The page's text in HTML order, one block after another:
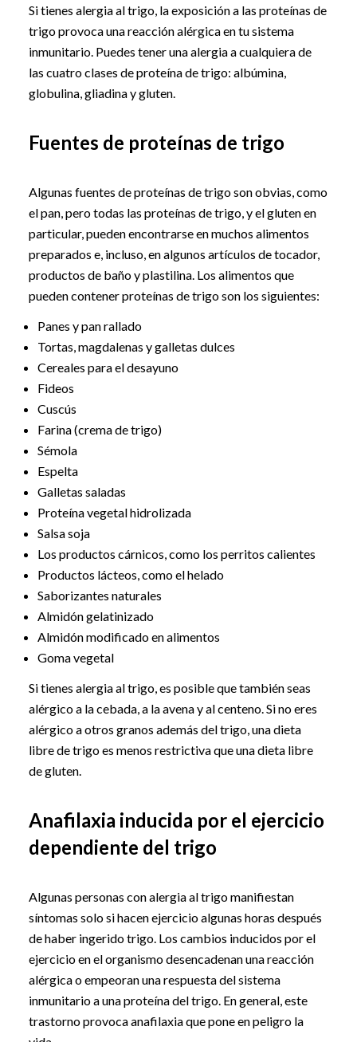
Si tienes alergia al trigo, la exposición a las proteínas de
trigo provoca una reacción alérgica en tu sistema
inmunitario. Puedes tener una alergia a cualquiera de
las cuatro clases de proteína de trigo: albúmina,
globulina, gliadina y gluten.
Fuentes de proteínas de trigo
Algunas fuentes de proteínas de trigo son obvias, como
el pan, pero todas las proteínas de trigo, y el gluten en
particular, pueden encontrarse en muchos alimentos
preparados e, incluso, en algunos artículos de tocador,
productos de baño y plastilina. Los alimentos que
pueden contener proteínas de trigo son los siguientes:
Panes y pan rallado
Tortas, magdalenas y galletas dulces
Cereales para el desayuno
Fideos
Cuscús
Farina (crema de trigo)
Sémola
Espelta
Galletas saladas
Proteína vegetal hidrolizada
Salsa soja
Los productos cárnicos, como los perritos calientes
Productos lácteos, como el helado
Saborizantes naturales
Almidón gelatinizado
Almidón modificado en alimentos
Goma vegetal
Si tienes alergia al trigo, es posible que también seas
alérgico a la cebada, a la avena y al centeno. Si no eres
alérgico a otros granos además del trigo, una dieta
libre de trigo es menos restrictiva que una dieta libre
de gluten.
Anafilaxia inducida por el ejercicio
dependiente del trigo
Algunas personas con alergia al trigo manifiestan
síntomas solo si hacen ejercicio algunas horas después
de haber ingerido trigo. Los cambios inducidos por el
ejercicio en el organismo desencadenan una reacción
alérgica o empeoran una respuesta del sistema
inmunitario a una proteína del trigo. En general, este
trastorno provoca anafilaxia que pone en peligro la